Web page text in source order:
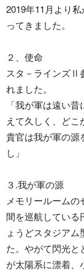
2019年11月より
ってきました。
２、使命
スタ－ラインズⅡ
れました。
「我が軍は遠い
えて久しく、どこ
貴官は我が軍の源
し」
３.我が軍の源
メモリールーム
間を巡航している
ょうどスタジア
た。やがて閃光と
が太陽系に漂着、